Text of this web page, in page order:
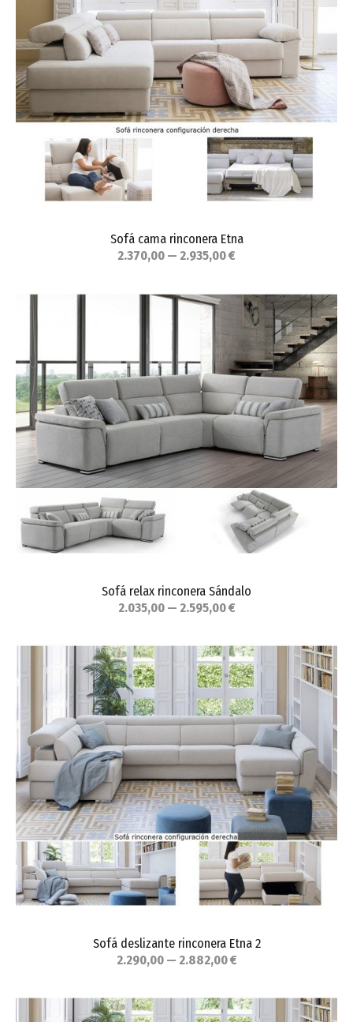
Sofá cama rinconera Etna
2.370,00 — 2.935,00 €
Sofá relax rinconera Sándalo
2.035,00 — 2.595,00 €
Sofá deslizante rinconera Etna 2
2.290,00 — 2.882,00 €